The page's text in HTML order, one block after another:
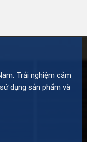
Trải nghiệm cảm
dụng sản phẩm và